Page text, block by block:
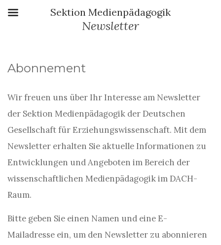
Newsletter
Abonnement
Wir freuen uns über Ihr Interesse am Newsletter
der Sektion Medienpädagogik der Deutschen
Gesellschaft für Erziehungswissenschaft. Mit dem
Newsletter erhalten Sie aktuelle Informationen zu
Entwicklungen und Angeboten im Bereich der
wissenschaftlichen Medienpädagogik im DACH-
Raum.
Bitte geben Sie einen Namen und eine E-
Mailadresse ein, um den Newsletter zu abonnieren
Sektion Medienpädagogik